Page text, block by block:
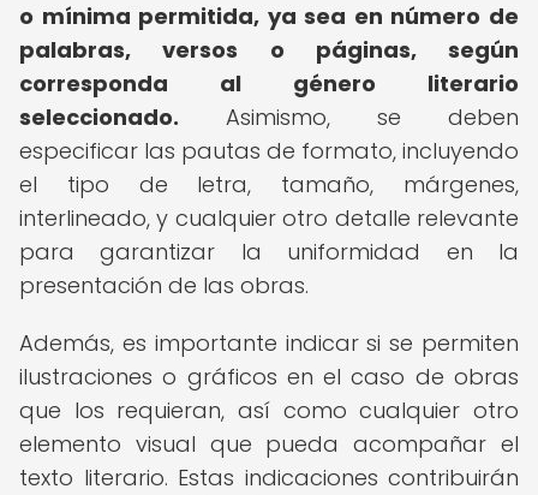
o mínima permitida, ya sea en número de
palabras, versos o páginas, según
corresponda al género literario
seleccionado. Asimismo, se deben
especificar las pautas de formato, incluyendo
el tipo de letra, tamaño, márgenes,
interlineado, y cualquier otro detalle relevante
para garantizar la uniformidad en la
presentación de las obras.
Además, es importante indicar si se permiten
ilustraciones o gráficos en el caso de obras
que los requieran, así como cualquier otro
elemento visual que pueda acompañar el
texto literario. Estas indicaciones contribuirán